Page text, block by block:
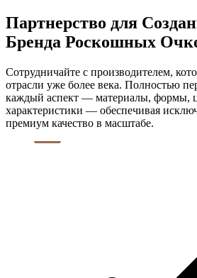
Партнерство для
Бренда Роскошных
Сотрудничайте с производителем,
отрасли уже более века. Полностью
каждый аспект — материалы, формы,
характеристики — обеспечивая
премиум качество в масштабе.